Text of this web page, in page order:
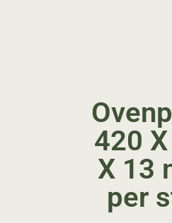
420
X 13
per